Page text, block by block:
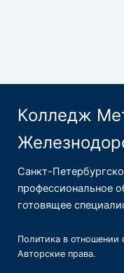
Колледж
Санкт-
профессиональное
готовящее
Политика в отношении
Авторские права.